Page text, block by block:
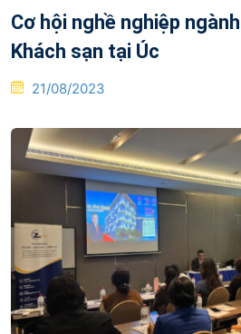
Cơ hội nghề nghiệp
Khách sạn tại Úc
Posted
21/08/2023